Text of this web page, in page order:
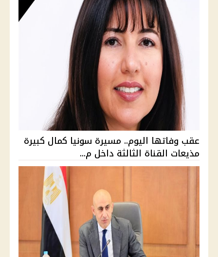
عقب وفاتها اليوم.. مسيرة سونيا كمال كبيرة
مذيعات القناة الثالثة داخل م...